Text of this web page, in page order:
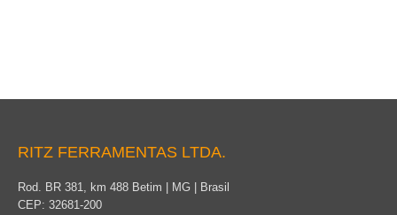
RITZ FERRAMENTAS LTDA.
Rod. BR 381, km 488 Betim | MG | Brasil
CEP: 32681-200